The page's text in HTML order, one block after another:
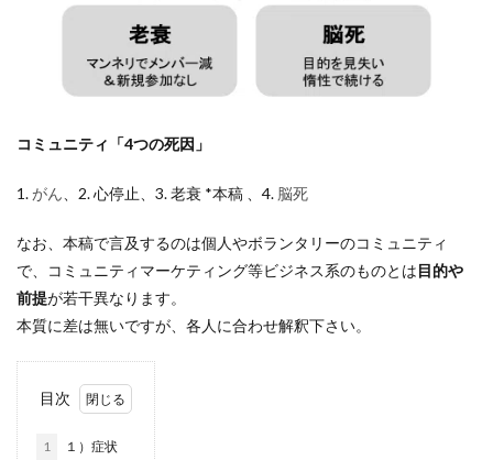
コミュニティ「4つの死因」
1. がん 、2. 心停止、3. 老衰 *本稿 、4. 脳死
なお、本稿で言及するのは個人やボランタリーのコミュニティ
で、コミュニティマーケティング等ビジネス系のものとは目的や
前提が若干異なります。
本質に差は無いですが、各人に合わせ解釈下さい。
目次
1 １）症状